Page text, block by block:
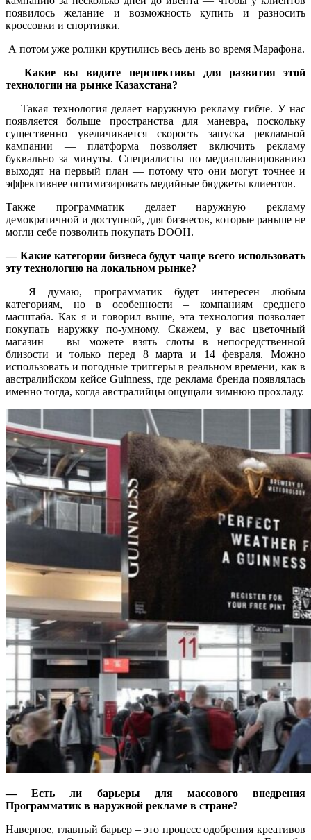
появилось желание и возможность купить и разносить
кроссовки и спортивки.
А потом уже ролики крутились весь день во время Марафона.
—Какие вы видите перспективы для развития этой
технологии на рынке Казахстана?
— Такая технология делает наружную рекламу гибче. У нас
появляется больше пространства для маневра, поскольку
существенно увеличивается скорость запуска рекламной
кампании — платформа позволяет включить рекламу
буквально за минуты. Специалисты по медиапланированию
выходят на первый план — потому что они могут точнее и
эффективнее оптимизировать медийные бюджеты клиентов.
Также программатик делает наружную рекламу
демократичной и доступной, для бизнесов, которые раньше не
могли себе позволить покупать DOOH.
— Какие категории бизнеса будут чаще всего использовать
эту технологию на локальном рынке?
— Я думаю, программатик будет интересен любым
категориям, но в особенности – компаниям среднего
масштаба. Как я и говорил выше, эта технология позволяет
покупать наружку по-умному. Скажем, у вас цветочный
магазин – вы можете взять слоты в непосредственной
близости и только перед 8 марта и 14 февраля. Можно
использовать и погодные триггеры в реальном времени, как в
австралийском кейсе Guinness, где реклама бренда появлялась
именно тогда, когда австралийцы ощущали зимнюю прохладу.
— Есть ли барьеры для массового внедрения
Программатик в наружной рекламе в стране?
Наверное, главный барьер – это процесс одобрения креативов